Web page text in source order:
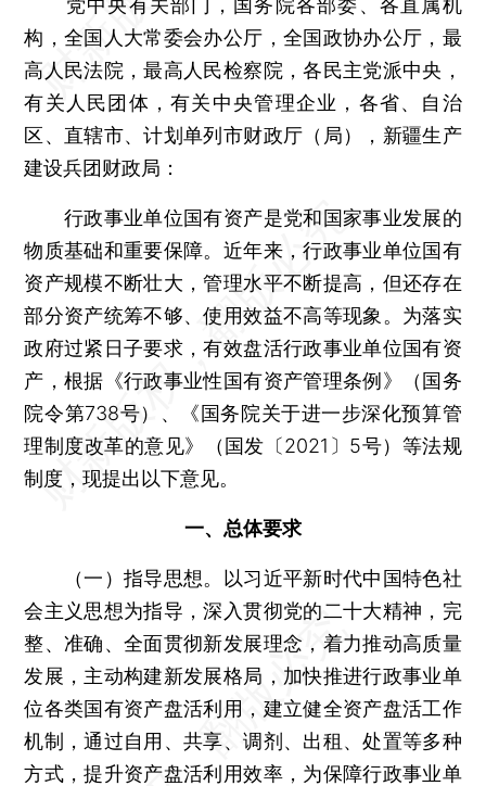
党中央有关部门，国务院各部委、各直属机
构，全国人大常委会办公厅，全国政协办公厅，最
高人民法院，最高人民检察院，各民主党派中央，
有关人民团体，有关中央管理企业，各省、自治
区、直辖市、计划单列市财政厅（局），新疆生产
建设兵团财政局：
行政事业单位国有资产是党和国家事业发展的
物质基础和重要保障。近年来，行政事业单位国有
资产规模不断壮大，管理水平不断提高，但还存在
部分资产统筹不够、使用效益不高等现象。为落实
政府过紧日子要求，有效盘活行政事业单位国有资
产，根据《行政事业性国有资产管理条例》（国务
院令第738号）、《国务院关于进一步深化预算管
理制度改革的意见》（国发〔2021〕5号）等法规
制度，现提出以下意见。
一、总体要求
（一）指导思想。以习近平新时代中国特色社
会主义思想为指导，深入贯彻党的二十大精神，完
整、准确、全面贯彻新发展理念，着力推动高质量
发展，主动构建新发展格局，加快推进行政事业单
位各类国有资产盘活利用，建立健全资产盘活工作
机制，通过自用、共享、调剂、出租、处置等多种
方式，提升资产盘活利用效率，为保障行政事业单